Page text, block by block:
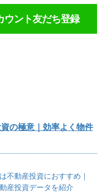
ント友だち登録
の極意｜効率よく物件
不動産投資におすすめ｜
産投資データを紹介